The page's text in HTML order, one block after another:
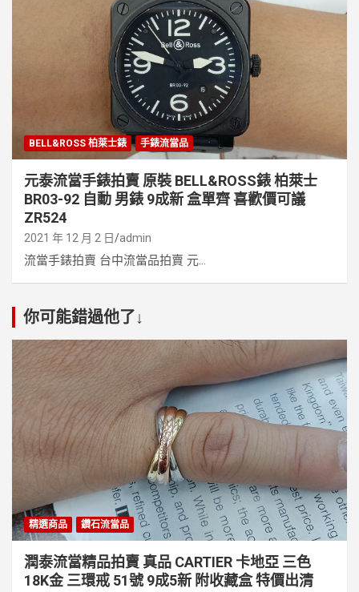
BELL&ROSS 柏萊士錶 手錶流當品
元泰流當手錶拍賣 原裝 BELL&ROSS錶 柏萊士
BR03-92 自動 男錶 9成新 盒單齊 喜歡價可議
ZR524
2021 年 12 月 2 日 admin
流當手錶拍賣 台中流當品拍賣 元...
你可能錯過他了↓
精選商品 鑽石流當品
潤泰流當精品拍賣 真品 CARTIER 卡地亞 三色
18K金 三環戒 51號 9成5新 附收藏盒 特價出清